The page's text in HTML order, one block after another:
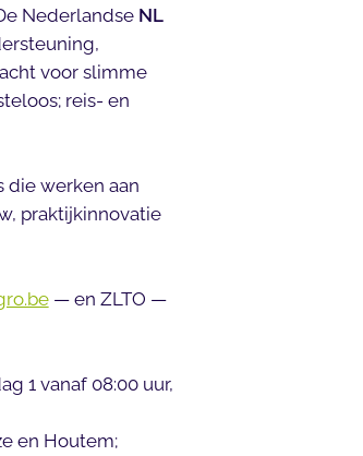
Nederlandse NL
voor slimme
reis- en
die werken aan
praktijkinnovatie
— en ZLTO —
1 vanaf 08:00 uur,
en Houtem;